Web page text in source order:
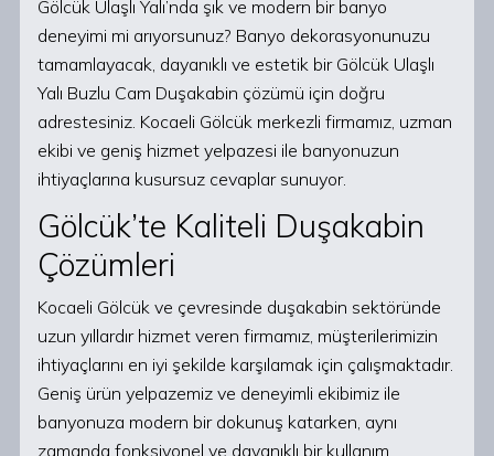
Gölcük Ulaşlı Yalı’nda şık ve modern bir banyo
deneyimi mi arıyorsunuz? Banyo dekorasyonunuzu
tamamlayacak, dayanıklı ve estetik bir Gölcük Ulaşlı
Yalı Buzlu Cam Duşakabin çözümü için doğru
adrestesiniz. Kocaeli Gölcük merkezli firmamız, uzman
ekibi ve geniş hizmet yelpazesi ile banyonuzun
ihtiyaçlarına kusursuz cevaplar sunuyor.
Gölcük’te Kaliteli Duşakabin
Çözümleri
Kocaeli Gölcük ve çevresinde duşakabin sektöründe
uzun yıllardır hizmet veren firmamız, müşterilerimizin
ihtiyaçlarını en iyi şekilde karşılamak için çalışmaktadır.
Geniş ürün yelpazemiz ve deneyimli ekibimiz ile
banyonuza modern bir dokunuş katarken, aynı
zamanda fonksiyonel ve dayanıklı bir kullanım